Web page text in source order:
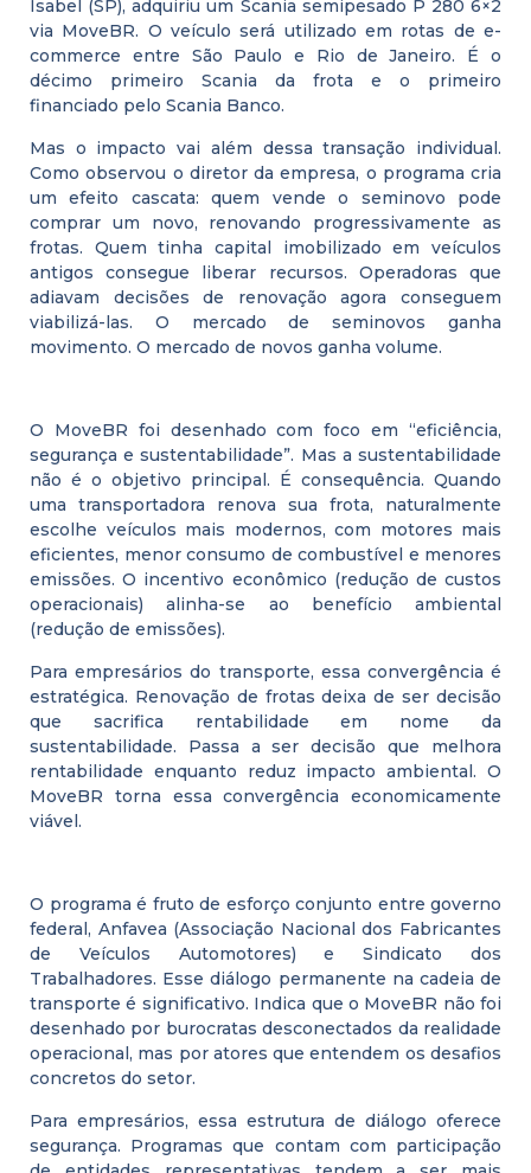
Isabel (SP), adquiriu um Scania semipesado P 280 6×2
via MoveBR. O veículo será utilizado em rotas de e-
commerce entre São Paulo e Rio de Janeiro. É o
décimo primeiro Scania da frota e o primeiro
financiado pelo Scania Banco.
Mas o impacto vai além dessa transação individual.
Como observou o diretor da empresa, o programa cria
um efeito cascata: quem vende o seminovo pode
comprar um novo, renovando progressivamente as
frotas. Quem tinha capital imobilizado em veículos
antigos consegue liberar recursos. Operadoras que
adiavam decisões de renovação agora conseguem
viabilizá-las. O mercado de seminovos ganha
movimento. O mercado de novos ganha volume.
O MoveBR foi desenhado com foco em “eficiência,
segurança e sustentabilidade”. Mas a sustentabilidade
não é o objetivo principal. É consequência. Quando
uma transportadora renova sua frota, naturalmente
escolhe veículos mais modernos, com motores mais
eficientes, menor consumo de combustível e menores
emissões. O incentivo econômico (redução de custos
operacionais) alinha-se ao benefício ambiental
(redução de emissões).
Para empresários do transporte, essa convergência é
estratégica. Renovação de frotas deixa de ser decisão
que sacrifica rentabilidade em nome da
sustentabilidade. Passa a ser decisão que melhora
rentabilidade enquanto reduz impacto ambiental. O
MoveBR torna essa convergência economicamente
viável.
O programa é fruto de esforço conjunto entre governo
federal, Anfavea (Associação Nacional dos Fabricantes
de Veículos Automotores) e Sindicato dos
Trabalhadores. Esse diálogo permanente na cadeia de
transporte é significativo. Indica que o MoveBR não foi
desenhado por burocratas desconectados da realidade
operacional, mas por atores que entendem os desafios
concretos do setor.
Para empresários, essa estrutura de diálogo oferece
segurança. Programas que contam com participação